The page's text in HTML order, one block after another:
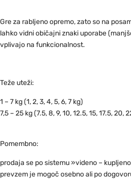
Gre za rabljeno opremo, zato so na
lahko vidni običajni znaki uporabe
vplivajo na funkcionalnost.
Teže uteži:
1 – 7 kg (1, 2, 3, 4, 5, 6, 7 kg)
7,5 – 25 kg (7.5, 8, 9, 10, 12.5, 15, 17.5, 20,
Pomembno:
prodaja se po sistemu »videno –
prevzem je mogoč osebno ali po